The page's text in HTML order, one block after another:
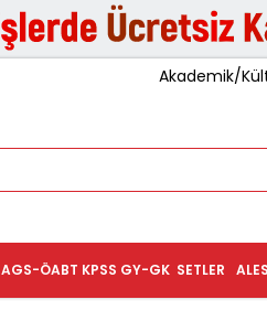
Akademik/
ALES
SETLER
KPSS GY-GK
AGS-ÖABT